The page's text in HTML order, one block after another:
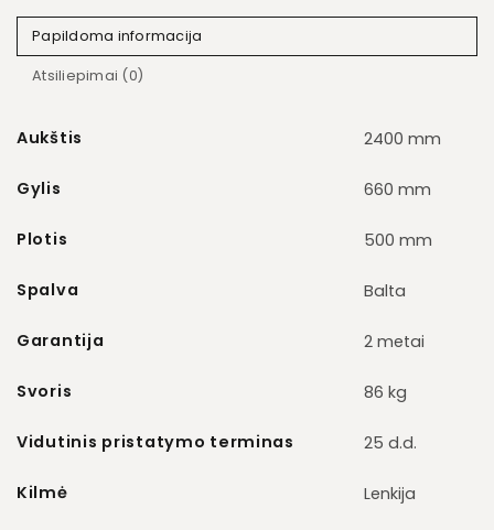
Papildoma informacija
Atsiliepimai (0)
Aukštis 2400 mm
Gylis 660 mm
Plotis 500 mm
Spalva Balta
Garantija 2 metai
Svoris 86 kg
Vidutinis pristatymo terminas 25 d.d.
Kilmė Lenkija